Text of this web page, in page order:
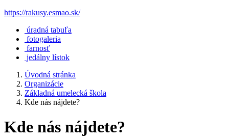
https://rakusy.esmao.sk/
úradná tabuľa
fotogaleria
farnosť
jedálny lístok
Úvodná stránka
Organizácie
Základná umelecká škola
Kde nás nájdete?
Kde nás nájdete?